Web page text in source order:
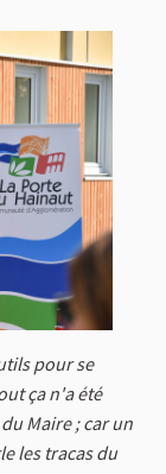
pour se
ça n'a été
Maire ; car un
les tracas du